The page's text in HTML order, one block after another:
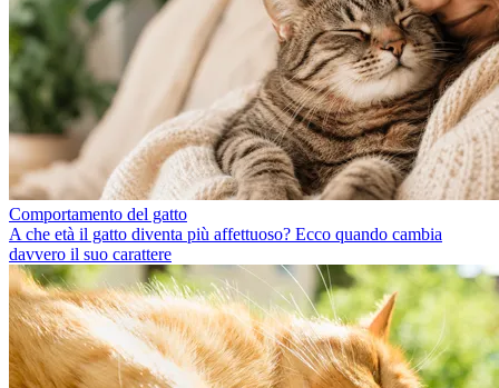
Comportamento del gatto
A che età il gatto diventa più affettuoso? Ecco quando cambia
davvero il suo carattere